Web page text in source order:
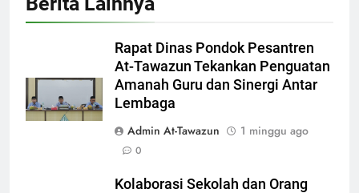
Rapat Dinas Pondok Pesantren
At-Tawazun Tekankan Penguatan
Amanah Guru dan Sinergi Antar
Lembaga
Admin At-Tawazun
1 minggu ago
0
Kolaborasi Sekolah dan Orang